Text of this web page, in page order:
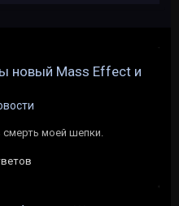
новый Mass Effect и
моей шепки.